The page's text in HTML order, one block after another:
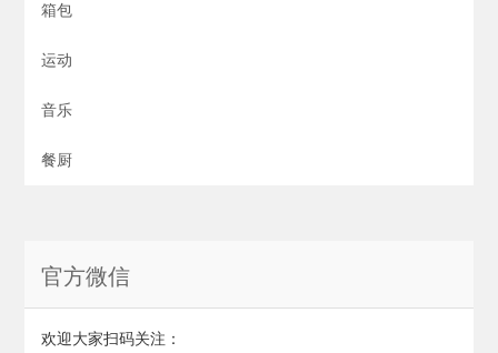
箱包
运动
音乐
餐厨
官方微信
欢迎大家扫码关注：